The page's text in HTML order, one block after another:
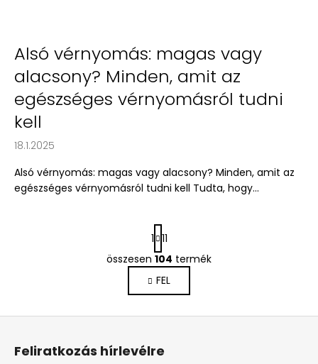
Alsó vérnyomás: magas vagy
alacsony? Minden, amit az
egészséges vérnyomásról tudni
kell
18.1.2025
Alsó vérnyomás: magas vagy alacsony? Minden, amit az
egészséges vérnyomásról tudni kell Tudta, hogy...
L
i
s
t
i
L
a
p
o
z
á
s
1 11
összesen 104 termék
FEL
Feliratkozás hírlevélre